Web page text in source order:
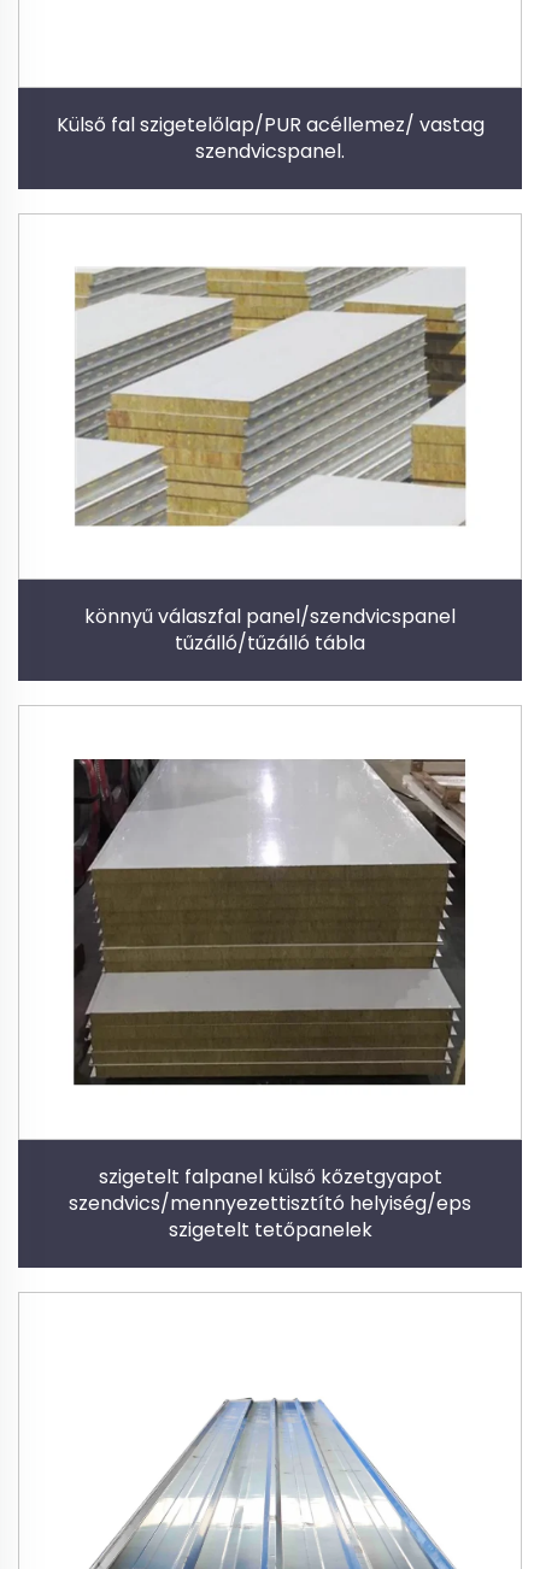
Külső fal szigetelőlap/PUR acéllemez/ vastag
szendvicspanel.
könnyű válaszfal panel/szendvicspanel
tűzálló/tűzálló tábla
szigetelt falpanel külső kőzetgyapot
szendvics/mennyezettisztító helyiség/eps
szigetelt tetőpanelek